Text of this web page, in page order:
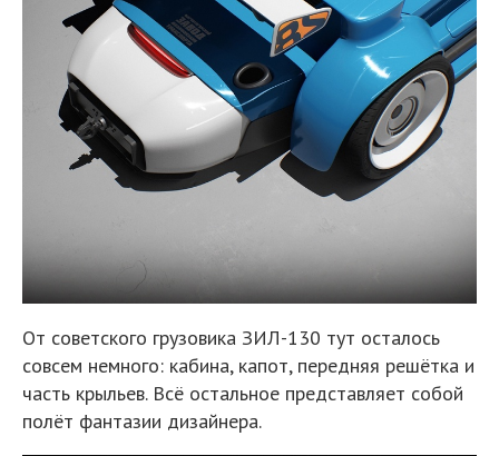
От советского грузовика ЗИЛ-130 тут осталось
совсем немного: кабина, капот, передняя решётка и
часть крыльев. Всё остальное представляет собой
полёт фантазии дизайнера.